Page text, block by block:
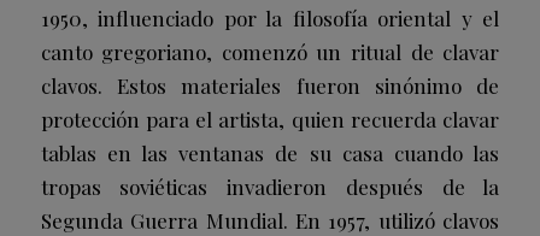
1950, influenciado por la filosofía oriental y el
canto gregoriano, comenzó un ritual de clavar
clavos. Estos materiales fueron sinónimo de
protección para el artista, quien recuerda clavar
tablas en las ventanas de su casa cuando las
tropas soviéticas invadieron después de la
Segunda Guerra Mundial. En 1957, utilizó clavos